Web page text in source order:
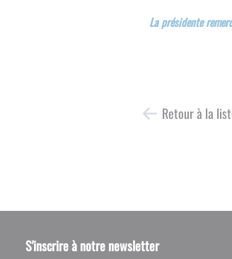
La présidente
Retour à la
S'inscrire à notre newsletter